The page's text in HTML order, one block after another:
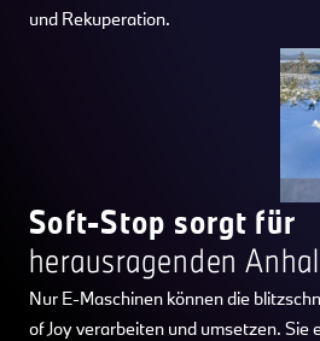
und Rekuperation.
Soft-Stop sorgt für
herausragenden
Nur E-Maschinen können die
of Joy verarbeiten und umsetzen. Sie